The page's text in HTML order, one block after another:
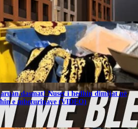
dasmat! Nuset i hedhin dimijat në
e mbeturinave (VIDEO)